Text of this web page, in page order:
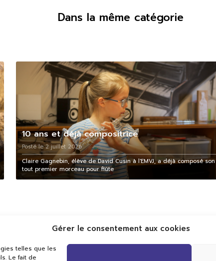
Gérer le consentement aux cookies
telles que les
Le fait de
Dans la même catégorie
10 ans et déjà compositrice
Posté le 2 juillet 2026
Claire Gagnebin, élève de David Cusin à l'EMVJ, a déjà composé son
tout premier morceau pour flûte